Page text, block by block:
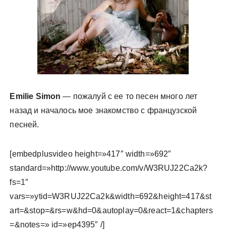
Emilie Simon — пожалуй с ее то песен много лет
назад и началось мое знакомство с французской
песней.
[embedplusvideo height=»417″ width=»692″
standard=»http://www.youtube.com/v/W3RUJ22Ca2k?
fs=1″
vars=»ytid=W3RUJ22Ca2k&width=692&height=417&st
art=&stop=&rs=w&hd=0&autoplay=0&react=1&chapters
=&notes=» id=»ep4395″ /]